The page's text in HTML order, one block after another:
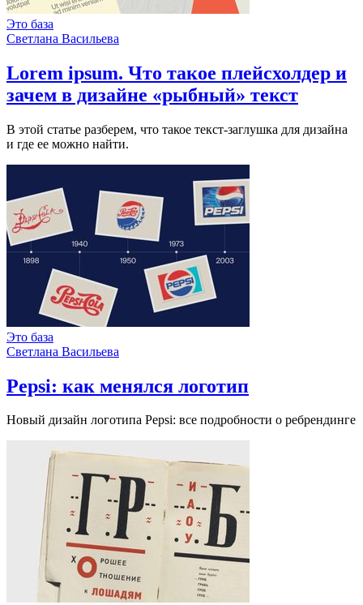
Это база
Светлана Васильева
Lorem ipsum. Что такое плейсхолдер и
зачем в дизайне «рыбный» текст
В этой статье разберем, что такое текст-заглушка для дизайна
и где ее можно найти.
Это база
Светлана Васильева
Pepsi: как менялся логотип
Новый дизайн логотипа Pepsi: все подробности о ребрендинге